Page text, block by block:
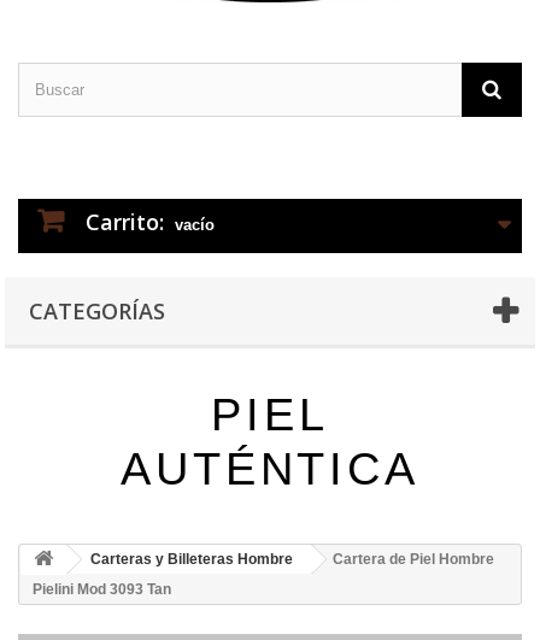
Carrito: vacío
CATEGORÍAS
PIEL
AUTÉNTICA
Carteras y Billeteras Hombre
Cartera de Piel Hombre
Pielini Mod 3093 Tan